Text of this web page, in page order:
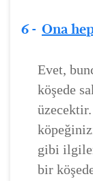
6 - Ona
Evet,
köşede
gibi
bir